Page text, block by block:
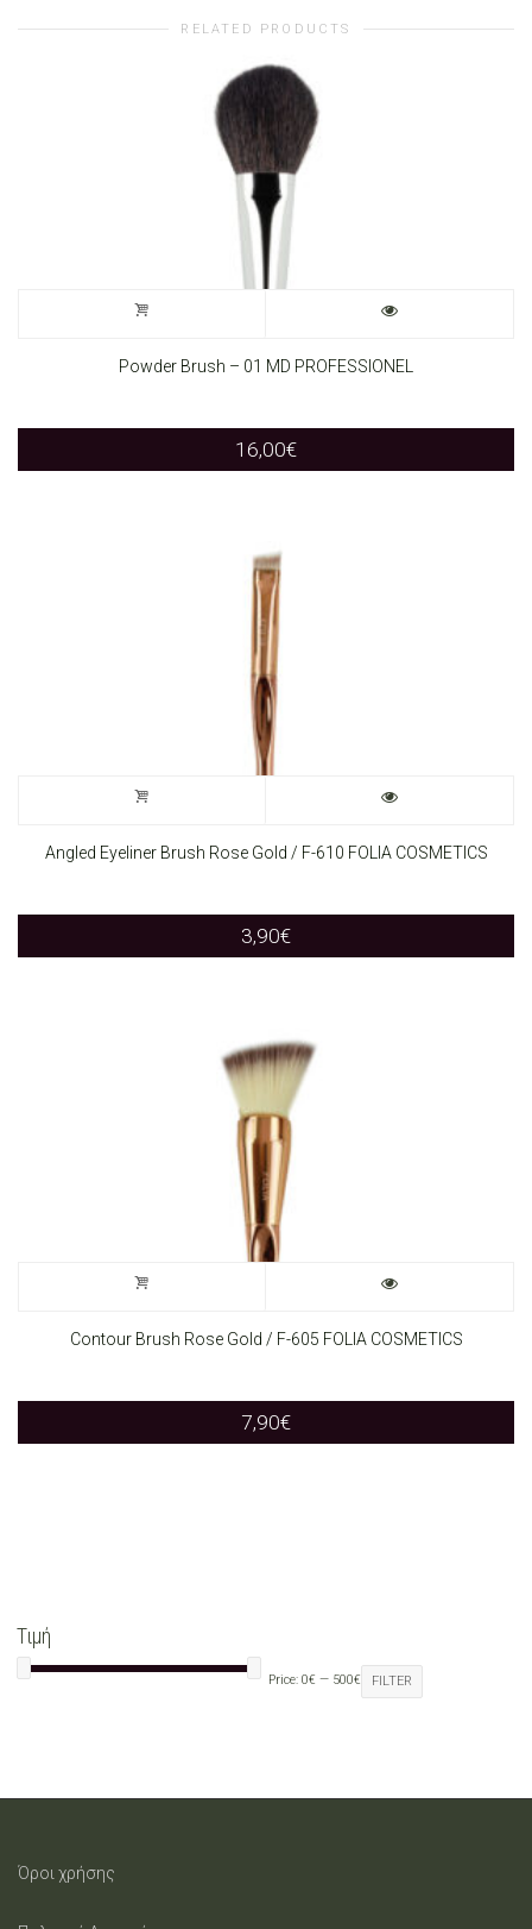
RELATED PRODUCTS
Powder Brush – 01 MD PROFESSIONEL
16,00€
Angled Eyeliner Brush Rose Gold / F-610 FOLIA COSMETICS
3,90€
Contour Brush Rose Gold / F-605 FOLIA COSMETICS
7,90€
Τιμή
FILTER
Price:0€ — 500€
Όροι χρήσης